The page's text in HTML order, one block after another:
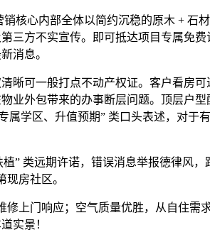
核心内部全体以简约沉稳的原木 + 石
三方不实宣传。即可抵达项目专属免费
消息。
可一般打点不动产权证。客户看房可
业外包带来的办事断层问题。顶层户型
学区、升值预期” 类口头表述，对于有
类远期许诺，错误消息举报德律风，
房社区。
上门响应；空气质量优胜，从自住需
实景！